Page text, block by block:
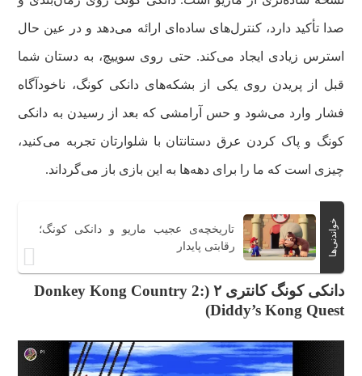
صدا تأکید دارد، کنترل‌های ساده‌ای ارائه می‌دهد و در عین حال
استرس زیادی ایجاد می‌کند. حتی روی سوییچ، به دستان شما
قبل از پریدن روی یکی از بشکه‌های دانکی کونگ، ناخودآگاه
فشار وارد می‌شود و حس آرامشی که بعد از رسیدن به دانکی
کونگ و پاک کردن عرق دستانتان با شلوارتان تجربه می‌کنید،
چیزی است که ما را برای دهه‌ها به این بازی باز می‌گرداند.
خواندنی‌ها
تاریخچه‌ی عجیب ماریو و دانکی کونگ؛
رقابتی پایدار
دانکی کونگ کانتری ۲ (Donkey Kong Country 2:
Diddy’s Kong Quest)